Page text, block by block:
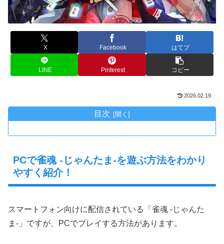
X Facebook はてブ
LINE Pinterest コピー
2026.02.19
目次
PCで雀魂 -じゃんたま-を遊ぶ方法をわかり
やすく紹介！
スマートフォン向けに配信されている「雀魂 -じゃんた
ま-」ですが、PCでプレイする方法があります。